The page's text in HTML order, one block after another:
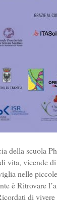
della scuola
vicende di
nelle
è Ritrovare
di vivere